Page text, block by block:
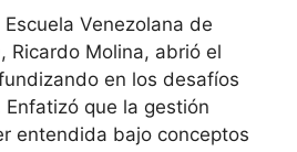
Venezolana de
Ricardo Molina, abrió el
en los desafíos
que la gestión
entendida bajo conceptos